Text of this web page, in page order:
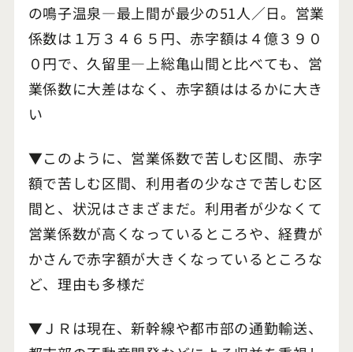
の鳴子温泉―最上間が最少の51人／日。営業
係数は１万３４６５円、赤字額は４億３９０
０円で、久留里―上総亀山間と比べても、営
業係数に大差はなく、赤字額ははるかに大き
い
▼このように、営業係数で苦しむ区間、赤字
額で苦しむ区間、利用者の少なさで苦しむ区
間と、状況はさまざまだ。利用者が少なくて
営業係数が高くなっているところや、経費が
かさんで赤字額が大きくなっているところな
ど、理由も多様だ
▼ＪＲは現在、新幹線や都市部の通勤輸送、